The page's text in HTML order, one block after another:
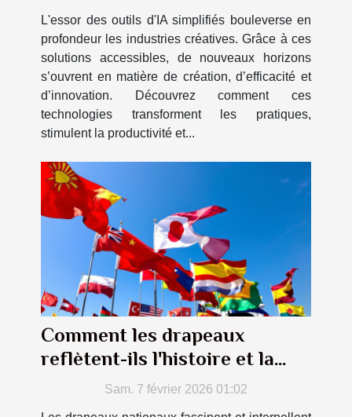
L'essor des outils d'IA simplifiés bouleverse en
profondeur les industries créatives. Grâce à ces
solutions accessibles, de nouveaux horizons
s’ouvrent en matière de création, d’efficacité et
d’innovation. Découvrez comment ces
technologies transforment les pratiques,
stimulent la productivité et...
Comment les drapeaux
reflètent-ils l'histoire et la
culture des nations ?
Sam. 7 février 2026 01:02